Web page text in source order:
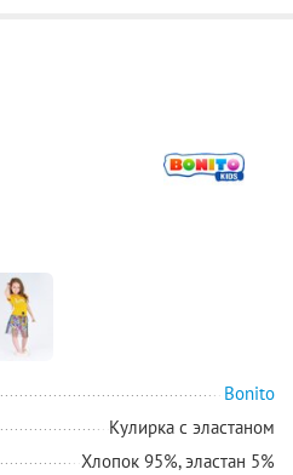
Bonito
Кулирка с эластаном
Хлопок 95%, эластан 5%